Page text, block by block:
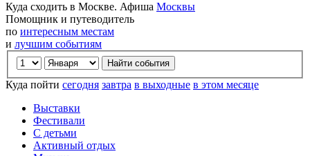
Куда сходить в Москве. Афиша Москвы
Помощник и путеводитель
по интересным местам
и лучшим событиям
Куда пойти сегодня завтра в выходные в этом месяце
Выставки
Фестивали
С детьми
Активный отдых